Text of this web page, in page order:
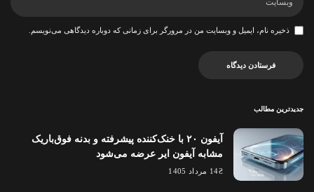
ذخیره نام، ایمیل و وبسایت من در مرورگر برای زمانی که دوباره دیدگاهی می‌نویسم.
جدیدترین مطالب
آیفون ۲۰ با خنک‌کننده پیشرفته و بدنه فوق‌باریک
مشابه آیفون ایر عرضه می‌شود
14 مرداد 1405